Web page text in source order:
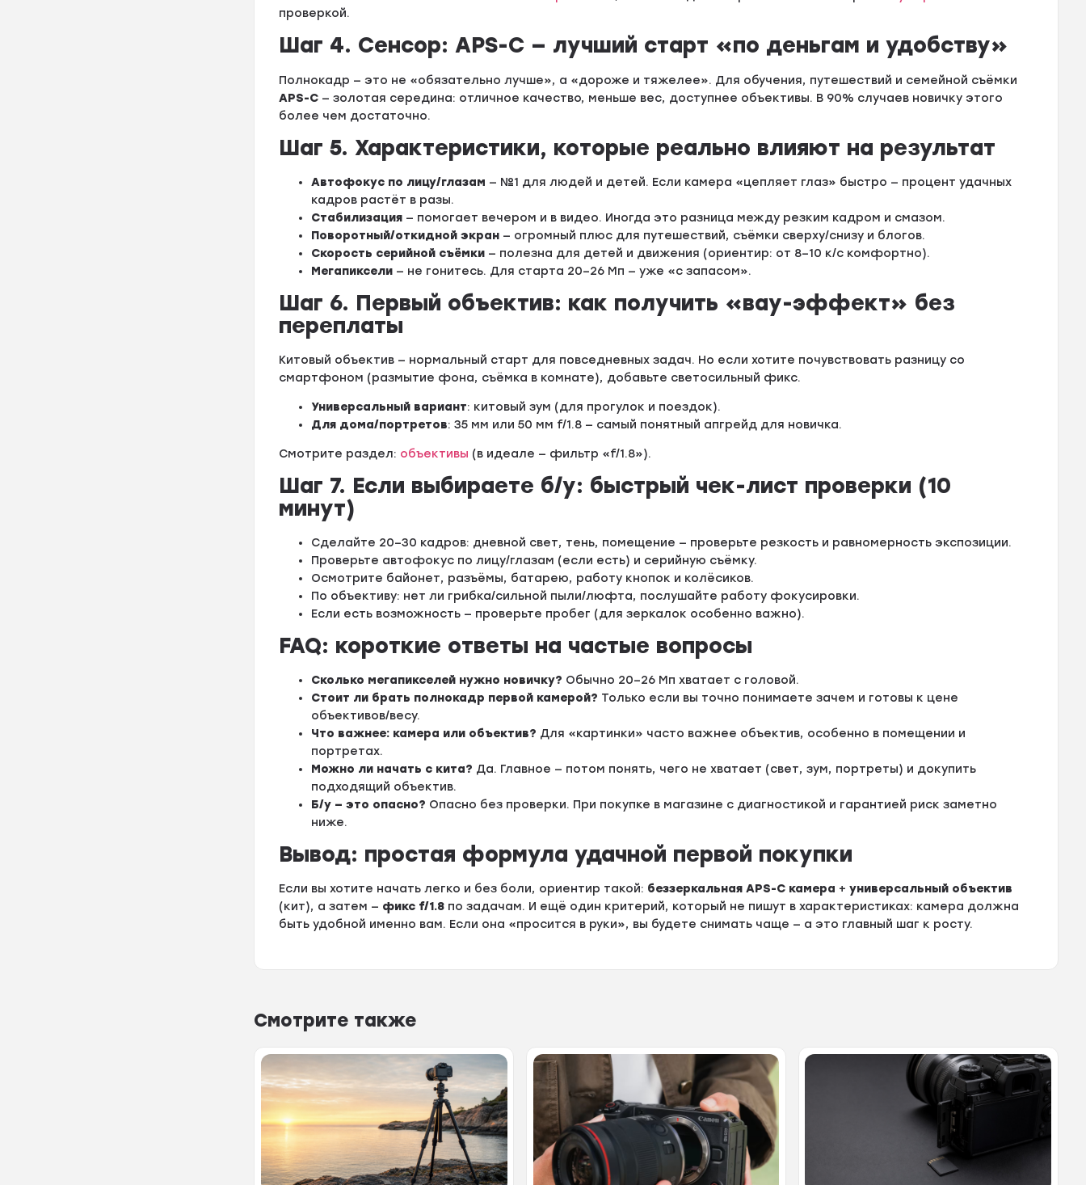
проверкой.
Шаг 4. Сенсор: APS-C — лучший старт «по деньгам и удобству»
Полнокадр — это не «обязательно лучше», а «дороже и тяжелее». Для обучения, путешествий и семейной съёмки
APS-C — золотая середина: отличное качество, меньше вес, доступнее объективы. В 90% случаев новичку этого
более чем достаточно.
Шаг 5. Характеристики, которые реально влияют на результат
Автофокус по лицу/глазам — №1 для людей и детей. Если камера «цепляет глаз» быстро — процент удачных
кадров растёт в разы.
Стабилизация — помогает вечером и в видео. Иногда это разница между резким кадром и смазом.
Поворотный/откидной экран — огромный плюс для путешествий, съёмки сверху/снизу и блогов.
Скорость серийной съёмки — полезна для детей и движения (ориентир: от 8–10 к/с комфортно).
Мегапиксели — не гонитесь. Для старта 20–26 Мп — уже «с запасом».
Шаг 6. Первый объектив: как получить «вау-эффект» без
переплаты
Китовый объектив — нормальный старт для повседневных задач. Но если хотите почувствовать разницу со
смартфоном (размытие фона, съёмка в комнате), добавьте светосильный фикс.
Универсальный вариант: китовый зум (для прогулок и поездок).
Для дома/портретов: 35 мм или 50 мм f/1.8 — самый понятный апгрейд для новичка.
Смотрите раздел: объективы (в идеале — фильтр «f/1.8»).
Шаг 7. Если выбираете б/у: быстрый чек-лист проверки (10
минут)
Сделайте 20–30 кадров: дневной свет, тень, помещение — проверьте резкость и равномерность экспозиции.
Проверьте автофокус по лицу/глазам (если есть) и серийную съёмку.
Осмотрите байонет, разъёмы, батарею, работу кнопок и колёсиков.
По объективу: нет ли грибка/сильной пыли/люфта, послушайте работу фокусировки.
Если есть возможность — проверьте пробег (для зеркалок особенно важно).
FAQ: короткие ответы на частые вопросы
Сколько мегапикселей нужно новичку? Обычно 20–26 Мп хватает с головой.
Стоит ли брать полнокадр первой камерой? Только если вы точно понимаете зачем и готовы к цене
объективов/весу.
Что важнее: камера или объектив? Для «картинки» часто важнее объектив, особенно в помещении и
портретах.
Можно ли начать с кита? Да. Главное — потом понять, чего не хватает (свет, зум, портреты) и докупить
подходящий объектив.
Б/у — это опасно? Опасно без проверки. При покупке в магазине с диагностикой и гарантией риск заметно
ниже.
Вывод: простая формула удачной первой покупки
Если вы хотите начать легко и без боли, ориентир такой: беззеркальная APS-C камера +универсальный объектив
(кит), а затем — фикс f/1.8 по задачам. И ещё один критерий, который не пишут в характеристиках: камера должна
быть удобной именно вам. Если она «просится в руки», вы будете снимать чаще — а это главный шаг к росту.
Смотрите также